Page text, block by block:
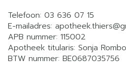
Telefoon: 03 636 07 15
E-mailadres: apotheek.thiers@
APB nummer: 115002
Apotheek titularis: Sonja
BTW nummer: BE0687035756